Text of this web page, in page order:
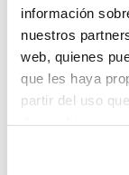
información
nuestros
web, quienes
que les haya
partir del uso
¿Has olvidado tu